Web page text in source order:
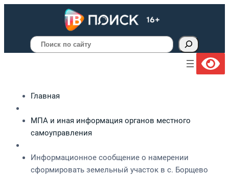
Поиск
Главная
МПА и иная информация органов местного
самоуправления
Информационное сообщение о намерении
сформировать земельный участок в с. Борщево